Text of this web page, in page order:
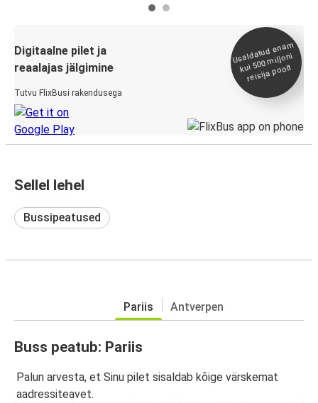
Digitaalne pilet ja
reaalajas jälgimine
Tutvu FlixBusi rakendusega
Usaldatud ena
m
kui 500
miljoni
reisija poolt
Sellel lehel
Bussipeatused
Pariis Antverpen
Buss peatub: Pariis
Palun arvesta, et Sinu pilet sisaldab kõige värskemat
aadressiteavet.